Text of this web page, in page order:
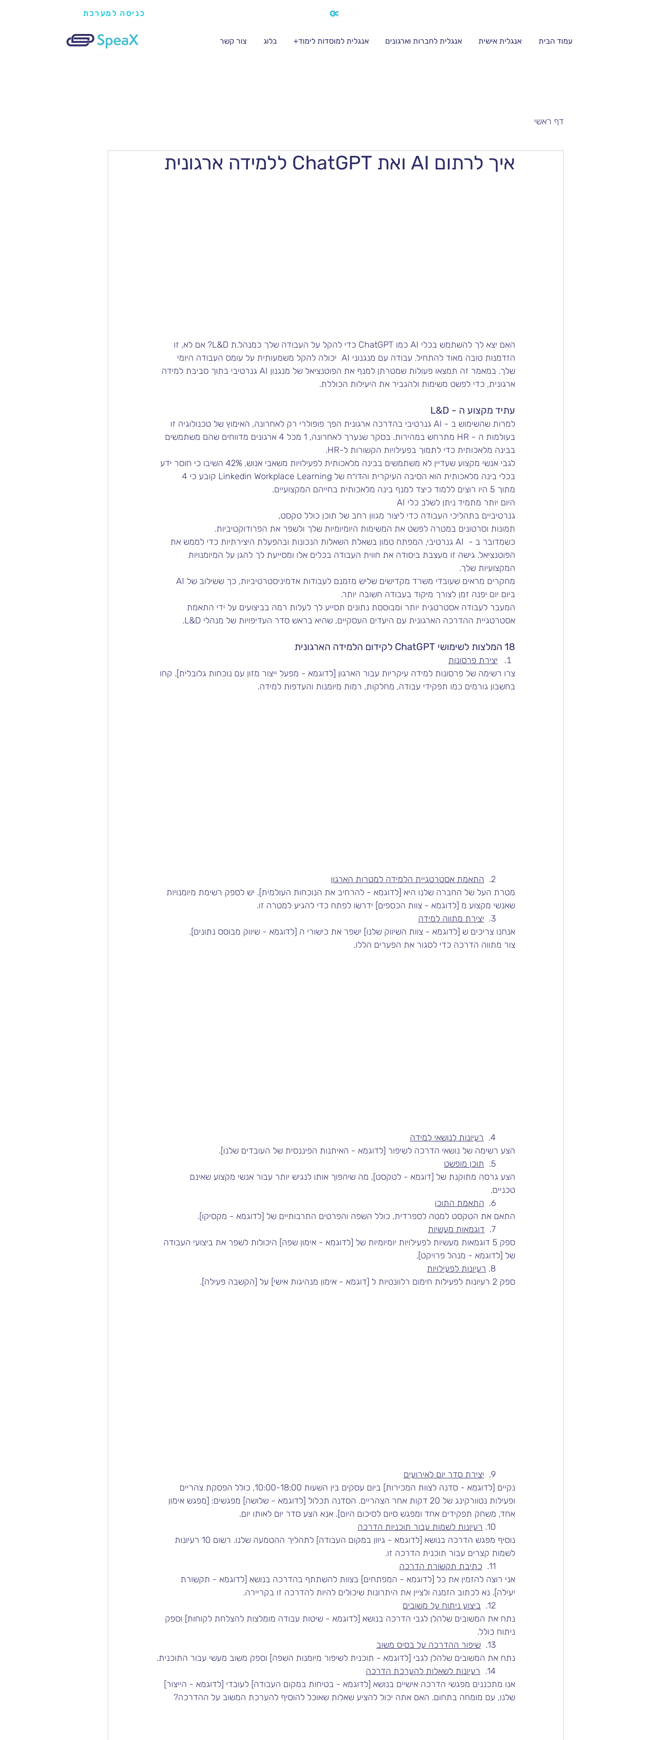
כניסה למערכת
עמוד הבית אנגלית אישית אנגלית לחברות וארגונים אנגלית למוסדות לימוד+ בלוג צור קשר
דף ראשי
איך לרתום AI ואת ChatGPT ללמידה ארגונית
האם יצא לך להשתמש בכלי AI כמו ChatGPT כדי להקל על העבודה שלך כמנהל.ת L&D? אם לא, זו
הזדמנות טובה מאוד להתחיל. עבודה עם מנגנוני AI  יכולה להקל משמעותית על עומס העבודה היומי
שלך. במאמר זה תמצאו פעולות שמטרתן למנף את הפוטנציאל של מנגנון AI גנרטיבי בתוך סביבת למידה
ארגונית, כדי לפשט משימות ולהגביר את היעילות הכוללת.
עתיד מקצוע ה - L&D
למרות שהשימוש ב - AI גנרטיבי בהדרכה ארגונית הפך פופולרי רק לאחרונה, האימוץ של טכנולוגיה זו
בעולמות ה - HR מתרחש במהירות. בסקר שנערך לאחרונה, 1 מכל 4 ארגונים מדווחים שהם משתמשים
בבינה מלאכותית כדי לתמוך בפעילויות הקשורות ל-HR.
לגבי אנשי מקצוע שעדיין לא משתמשים בבינה מלאכותית לפעילויות משאבי אנוש, 42% השיבו כי חוסר ידע
מתוך 5 היו רוצים ללמוד כיצד למנף בינה מלאכותית בחייהם המקצועיים.
גנרטיביים בתהליכי העבודה כדי ליצור מגוון רחב של תוכן כולל טקסט,
תמונות וסרטונים במטרה לפשט את המשימות היומיומיות שלך ולשפר את הפרודוקטיביות.
כשמדובר ב -  AI גנרטיבי, המפתח טמון בשאלת השאלות הנכונות ובהפעלת היצירתיות כדי לממש את
הפוטנציאל. גישה זו מעצבת ביסודה את חווית העבודה בכלים אלו ומסייעת לך להגן על המיומנויות
המקצועיות שלך.
ביום יום יפנה זמן לצורך מיקוד בעבודה חשובה יותר.
המעבר לעבודה אסטרטגית יותר ומבוססת נתונים תסייע לך לעלות רמה בביצועים על ידי התאמת
אסטרטגיית ההדרכה הארגונית עם היעדים העסקיים, שהיא בראש סדר העדיפויות של מנהלי L&D.
18 המלצות לשימושי ChatGPT לקידום הלמידה הארגונית
יצירת פרסונות
צרו רשימה של פרסונות למידה עיקריות עבור הארגון [לדוגמא - מפעל ייצור מזון עם נוכחות גלובלית]. קחו
בחשבון גורמים כמו תפקידי עבודה, מחלקות, רמות מיומנות והעדפות למידה.
התאמת אסטרטגיית הלמידה למטרות הארגון
מטרת העל של החברה שלנו היא [לדוגמא - להרחיב את הנוכחות העולמית]. יש לספק רשימת מיומנויות
שאנשי מקצוע מ [לדוגמא - צוות הכספים] ידרשו לפתח כדי להגיע למטרה זו.
יצירת מתווה למידה
אנחנו צריכים ש [לדוגמא - צוות השיווק שלנו] ישפר את כישורי ה [לדוגמא - שיווק מבוסס נתונים].
צור מתווה הדרכה כדי לסגור את הפערים הללו.
רעיונות לנושאי למידה
הצע רשימה של נושאי הדרכה לשיפור [לדוגמא - האיתנות הפיננסית של העובדים שלנו].
תוכן מופשט
הצע גרסה מתוקנת של [דוגמא - לטקסט], מה שיהפוך אותו לנגיש יותר עבור אנשי מקצוע שאינם
טכניים.
התאמת התוכן
התאם את הטקסט למטה לספרדית, כולל השפה והפרטים התרבותיים של [לדוגמא - מקסיקו].
דוגמאות מעשיות
ספק 5 דוגמאות מעשיות לפעילויות יומיומיות של [לדוגמא - אימון שפה] היכולות לשפר את ביצועי העבודה
של [לדוגמא - מנהל פרויקט].
רעיונות לפעילויות
ספק 2 רעיונות לפעילות חימום רלוונטיות ל [דוגמא - אימון מנהיגות אישי] על [הקשבה פעילה].
יצירת סדר יום לאירועים
נקיים [לדוגמא - סדנה לצוות המכירות] ביום עסקים בין השעות 10:00-18:00, כולל הפסקת צהריים
ופעילות נטוורקינג של 20 דקות אחר הצהריים. הסדנה תכלול [לדוגמא - שלושה] מפגשים: [מפגש אימון
אחד, משחק תפקידים אחד ומפגש סיום לסיכום היום]. אנא הצע סדר יום לאותו יום.
רעיונות לשמות עבור תוכניות הדרכה
נוסיף מפגש הדרכה בנושא [לדוגמא - גיוון במקום העבודה] לתהליך ההטמעה שלנו. רשום 10 רעיונות
לשמות קצרים עבור תוכנית הדרכה זו.
כתיבת תקשורת הדרכה
אני רוצה להזמין את כל [לדוגמא - המפתחים] בצוות להשתתף בהדרכה בנושא [לדוגמא - תקשורת
יעילה]. נא לכתוב הזמנה ולציין את היתרונות שיכולים להיות להדרכה זו בקריירה.
ביצוע ניתוח על משובים
נתח את המשובים שלהלן לגבי הדרכה בנושא [לדוגמא - שיטות עבודה מומלצות להצלחת לקוחות] וספק
ניתוח כולל.
שיפור ההדרכה על בסיס משוב
נתח את המשובים שלהלן לגבי [לדוגמא - תוכנית לשיפור מיומנות השפה] וספק משוב מעשי עבור התוכנית.
רעיונות לשאלות להערכת הדרכה
אנו מתכננים מפגשי הדרכה אישיים בנושא [לדוגמא - בטיחות במקום העבודה] לעובדי [לדוגמא - הייצור]
שלנו, עם מומחה בתחום. האם אתה יכול להציע שאלות שאוכל להוסיף להערכת המשוב על ההדרכה?